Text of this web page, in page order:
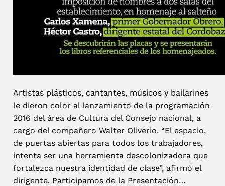
Artistas plásticos, cantantes, músicos y bailarines
le dieron color al lanzamiento de la programación
2016 del área de Cultura del Consejo nacional, a
cargo del compañero Walter Oliverio. “El espacio,
de puertas abiertas para todos los trabajadores,
intenta ser una herramienta descolonizadora que
fortalezca nuestra identidad de clase”, afirmó el
dirigente. Participamos de la Presentación…